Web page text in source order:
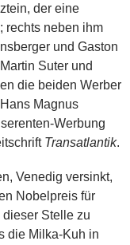
, der eine
rechts neben ihm
und Gaston
Suter und
die beiden Werber
Magnus
Werbung
Transatlantik.
Venedig versinkt,
Nobelpreis für
dieser Stelle zu
die Milka-Kuh in